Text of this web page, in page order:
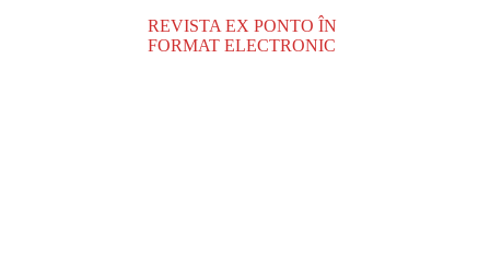
REVISTA EX PONTO ÎN
FORMAT ELECTRONIC